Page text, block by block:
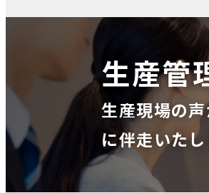
生産管
生産現場の
に伴走いたし